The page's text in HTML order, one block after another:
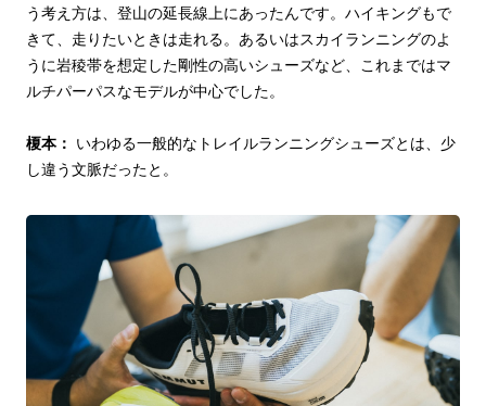
う考え方は、登山の延長線上にあったんです。ハイキングもで
きて、走りたいときは走れる。あるいはスカイランニングのよ
うに岩稜帯を想定した剛性の高いシューズなど、これまではマ
ルチパーパスなモデルが中心でした。
榎本：
いわゆる一般的なトレイルランニングシューズとは、少
し違う文脈だったと。